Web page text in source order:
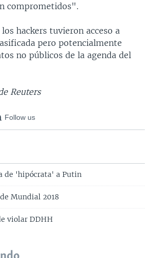
comprometidos".
hackers tuvieron acceso a
pero potencialmente
no públicos de la agenda del
Reuters
Follow us
de 'hipócrata' a Putin
Mundial 2018
violar DDHH